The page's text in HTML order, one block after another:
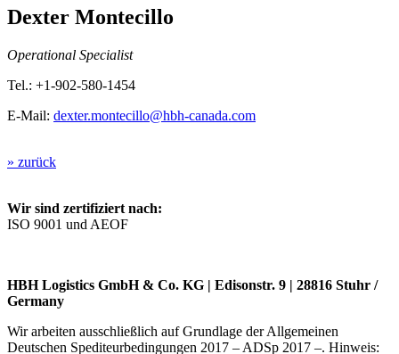
Dexter Montecillo
Operational Specialist
Tel.: +1-902-580-1454
E-Mail: dexter.montecillo@hbh-canada.com
» zurück
Wir sind zertifiziert nach:
ISO 9001 und AEOF
HBH Logistics GmbH & Co. KG | Edisonstr. 9 | 28816 Stuhr /
Germany
Wir arbeiten ausschließlich auf Grundlage der Allgemeinen
Deutschen Spediteurbedingungen 2017 – ADSp 2017 –. Hinweis: